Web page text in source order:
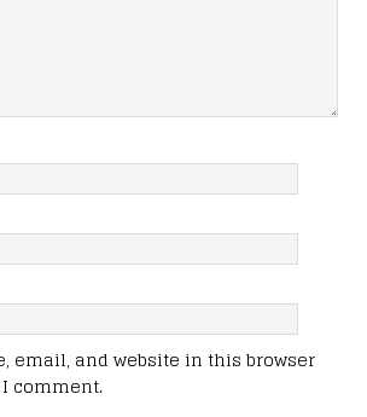
email, and website in this browser
comment.